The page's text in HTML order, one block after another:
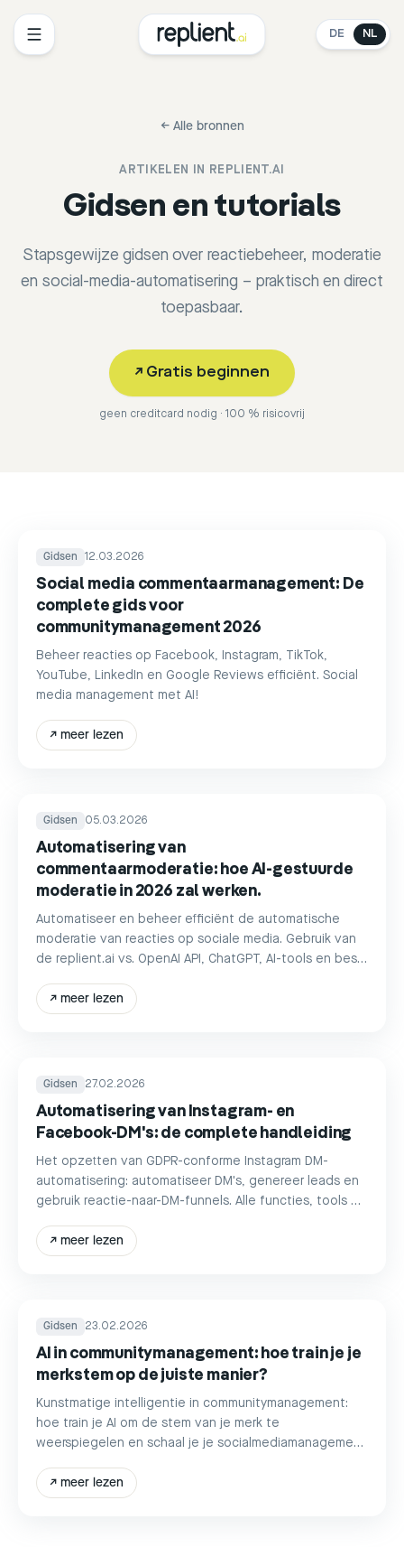
DE NL
← Alle bronnen
ARTIKELEN IN REPLIENT.AI
Gidsen en tutorials
Stapsgewijze gidsen over reactiebeheer, moderatie
en social-media-automatisering – praktisch en direct
toepasbaar.
↗ Gratis beginnen
geen creditcard nodig · 100 % risicovrij
Gidsen 12.03.2026
Social media commentaarmanagement: De
complete gids voor
communitymanagement 2026
Beheer reacties op Facebook, Instagram, TikTok,
YouTube, LinkedIn en Google Reviews efficiënt. Social
media management met AI!
↗ meer lezen
Gidsen 05.03.2026
Automatisering van
commentaarmoderatie: hoe AI-gestuurde
moderatie in 2026 zal werken.
Automatiseer en beheer efficiënt de automatische
moderatie van reacties op sociale media. Gebruik van
de replient.ai vs. OpenAI API, ChatGPT, AI-tools en best
↗ meer lezen
Gidsen 27.02.2026
Automatisering van Instagram- en
Facebook-DM's: de complete handleiding
Het opzetten van GDPR-conforme Instagram DM-
automatisering: automatiseer DM's, genereer leads en
gebruik reactie-naar-DM-funnels. Alle functies, tools en
↗ meer lezen
Gidsen 23.02.2026
AI in communitymanagement: hoe train je je
merkstem op de juiste manier?
Kunstmatige intelligentie in communitymanagement:
hoe train je AI om de stem van je merk te
weerspiegelen en schaal je je socialmediamanagement
↗ meer lezen